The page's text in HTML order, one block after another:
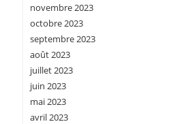
novembre 2023
octobre 2023
septembre 2023
août 2023
juillet 2023
juin 2023
mai 2023
avril 2023